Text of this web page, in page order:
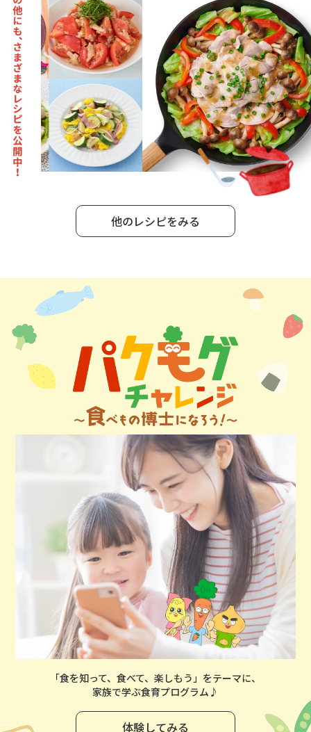
他のレシピをみる
「食を知って、食べて、楽しもう」をテーマに、
家族で学ぶ食育プログラム♪
体験してみる